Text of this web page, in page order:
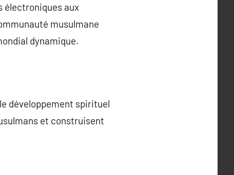
électroniques aux
musulmane
dynamique.
développement spirituel
et construisent